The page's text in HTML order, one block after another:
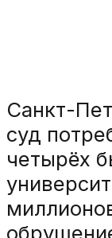
Санкт-
суд
четырёх